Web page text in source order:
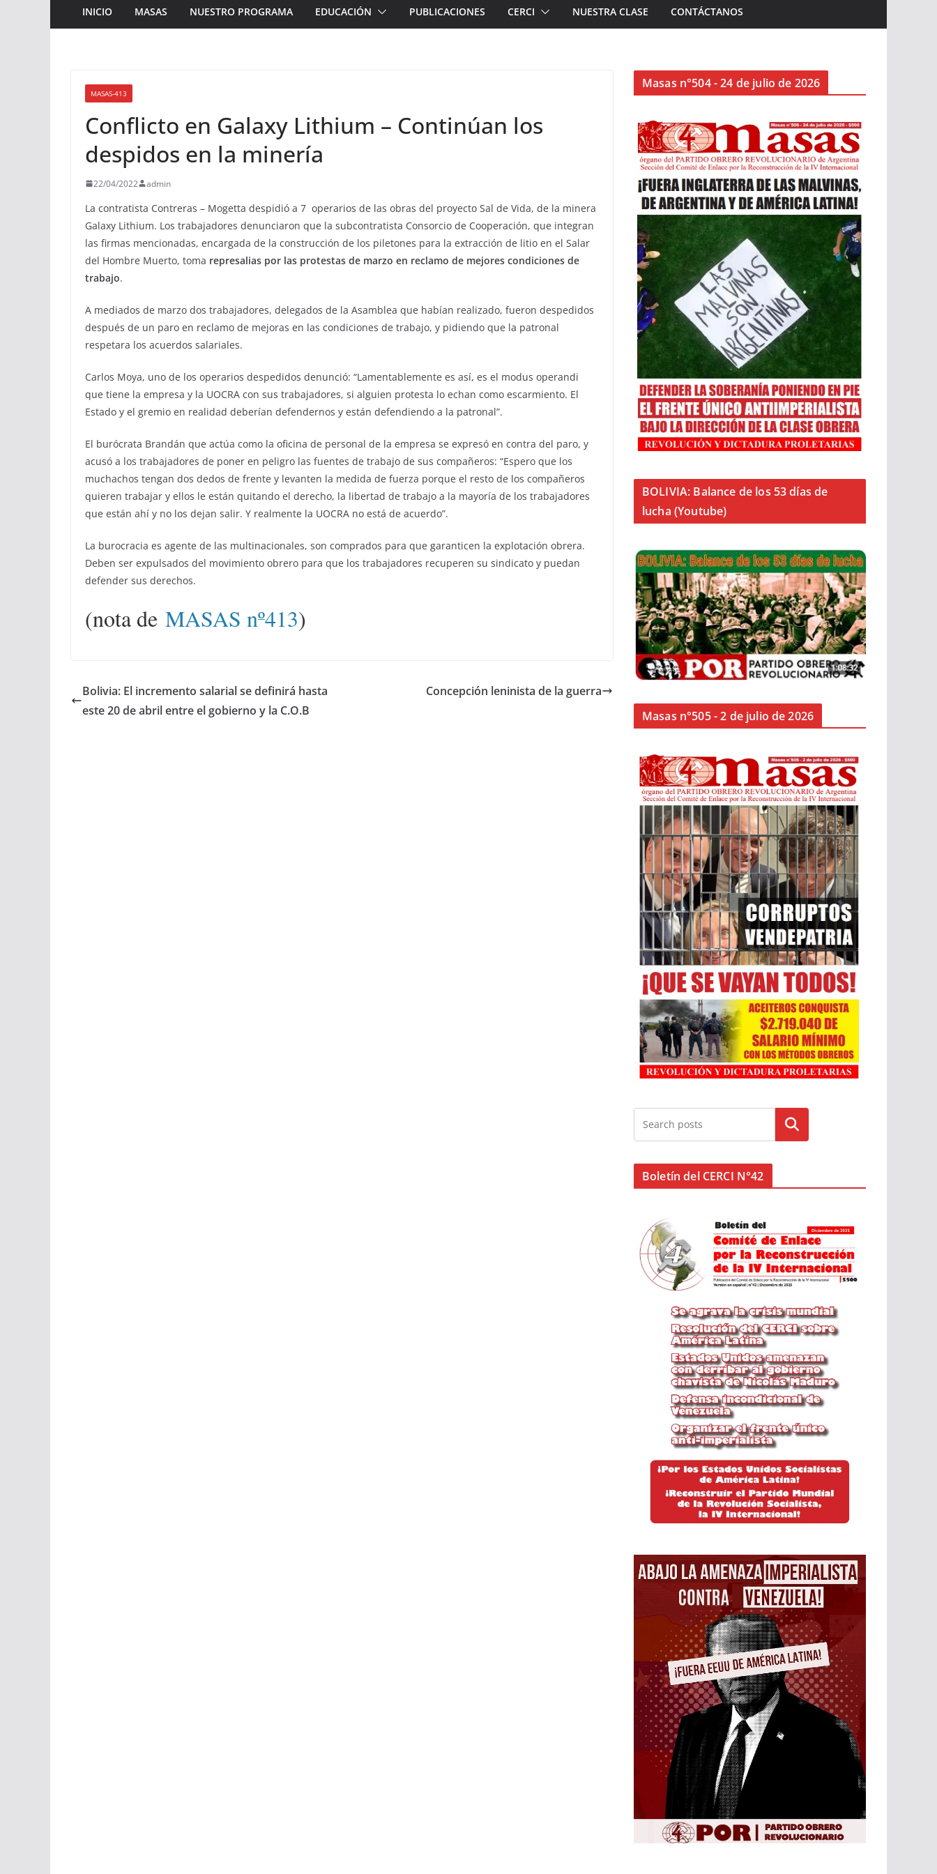
INICIO MASAS NUESTRO PROGRAMA EDUCACIÓN PUBLICACIONES CERCI NUESTRA CLASE CONTÁCTANOS
MASAS-413
Conflicto en Galaxy Lithium – Continúan los
despidos en la minería
22/04/2022 admin
La contratista Contreras – Mogetta despidió a 7 operarios de las obras del proyecto Sal de Vida, de la minera
Galaxy Lithium. Los trabajadores denunciaron que la subcontratista Consorcio de Cooperación, que integran
las firmas mencionadas, encargada de la construcción de los piletones para la extracción de litio en el Salar
del Hombre Muerto, toma represalias por las protestas de marzo en reclamo de mejores condiciones de
trabajo.
A mediados de marzo dos trabajadores, delegados de la Asamblea que habían realizado, fueron despedidos
después de un paro en reclamo de mejoras en las condiciones de trabajo, y pidiendo que la patronal
respetara los acuerdos salariales.
Carlos Moya, uno de los operarios despedidos denunció: “Lamentablemente es así, es el modus operandi
que tiene la empresa y la UOCRA con sus trabajadores, si alguien protesta lo echan como escarmiento. El
Estado y el gremio en realidad deberían defendernos y están defendiendo a la patronal”.
El burócrata Brandán que actúa como la oficina de personal de la empresa se expresó en contra del paro, y
acusó a los trabajadores de poner en peligro las fuentes de trabajo de sus compañeros: “Espero que los
muchachos tengan dos dedos de frente y levanten la medida de fuerza porque el resto de los compañeros
quieren trabajar y ellos le están quitando el derecho, la libertad de trabajo a la mayoría de los trabajadores
que están ahí y no los dejan salir. Y realmente la UOCRA no está de acuerdo”.
La burocracia es agente de las multinacionales, son comprados para que garanticen la explotación obrera.
Deben ser expulsados del movimiento obrero para que los trabajadores recuperen su sindicato y puedan
defender sus derechos.
(nota de MASAS nº413)
Bolivia: El incremento salarial se definirá hasta
este 20 de abril entre el gobierno y la C.O.B
Concepción leninista de la guerra
Masas n°504 - 24 de julio de 2026
BOLIVIA: Balance de los 53 días de
lucha (Youtube)
Masas n°505 - 2 de julio de 2026
Buscar
Boletín del CERCI N°42